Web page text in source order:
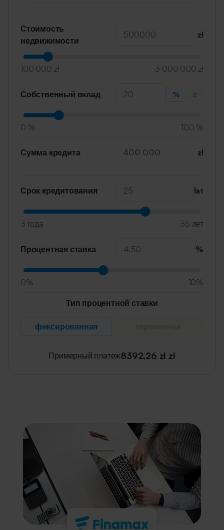
Стоимость
недвижимости
zł
100 000 zł 3 000 000 zł
Собственный вклад %
0 % 100 %
Сумма кредита zł
Срок кредитования lat
3 года 35 лет
Процентная ставка %
0% 10%
Тип процентной ставки
фиксированная
Примерный платеж8392,26 zł zł